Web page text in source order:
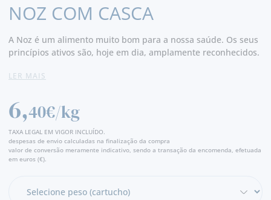
NOZ COM CASCA
A Noz é um alimento muito bom para a nossa saúde. Os seus
princípios ativos são, hoje em dia, amplamente reconhecidos.
antissética e antifúngica, e os polifenóis, como o ácido elágico,
Devido ao elevado teor de antioxidantes (cerca de 20 mg /
100g), as nozes são um excelente aliado no combate a
doenças cardiovasculares. Ajudam a reduzir o colesterol LDL
(mau colesterol) e a aumentar o colesterol HDL (bom
promovem uma maior sensação de saciedade, ajudando no
LER MAIS
6,40€/kg
TAXA LEGAL EM VIGOR INCLUÍDO.
despesas de envio calculadas na finalização da compra
valor de conversão meramente indicativo, sendo a transação da encomenda, efetuada
em euros (€).